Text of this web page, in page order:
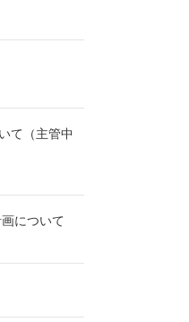
て（主管中
について